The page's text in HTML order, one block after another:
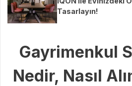
Tasarlayın!
Gayrimenkul
Nedir, Nasıl